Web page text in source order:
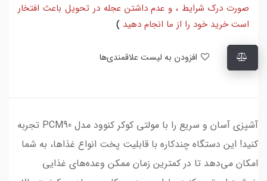
صورت درک شرایط ، و عدم داشتن عجله در تحویل باعث افتخار
است خرید خود را از ما انجام دهید )
آشپزی آسان و سریع را با مولتی کوکر کنوود مدل PCM90 تجربه
کنید! این دستگاه چندکاره با قابلیت‌ پخت انواع غذاها، به شما
امکان می‌دهد تا در کمترین زمان ممکن وعده‌های غذایی